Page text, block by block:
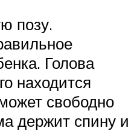
позу.
Голова
находится
свободно
держит спину и